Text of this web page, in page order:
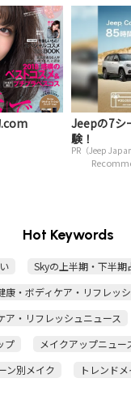
Jeepの7シ
験！
PR（Jeep Japan
Hot Keywords
Skyの上半期・下半期
康・ボディケア・リフレッシ
ア・リフレッシュニュース
プ
メイクアップニュー
ン別メイク
トレンド